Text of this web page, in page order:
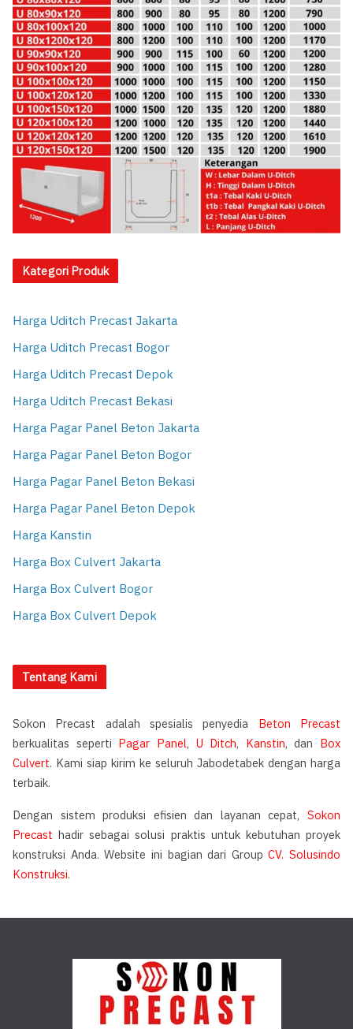
Kategori Produk
Harga Uditch Precast Jakarta
Harga Uditch Precast Bogor
Harga Uditch Precast Depok
Harga Uditch Precast Bekasi
Harga Pagar Panel Beton Jakarta
Harga Pagar Panel Beton Bogor
Harga Pagar Panel Beton Bekasi
Harga Pagar Panel Beton Depok
Harga Kanstin
Harga Box Culvert Jakarta
Harga Box Culvert Bogor
Harga Box Culvert Depok
Tentang Kami
Sokon Precast adalah spesialis penyedia Beton Precast
berkualitas seperti Pagar Panel, U Ditch, Kanstin, dan Box
Culvert. Kami siap kirim ke seluruh Jabodetabek dengan harga
terbaik.
Dengan sistem produksi efisien dan layanan cepat, Sokon
Precast hadir sebagai solusi praktis untuk kebutuhan proyek
konstruksi Anda. Website ini bagian dari GroupCV. Solusindo
Konstruksi.